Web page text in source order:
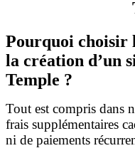
Pourquoi choisir
la création d’un
Temple ?
Tout est compris dans
frais supplémentaires
ni de paiements